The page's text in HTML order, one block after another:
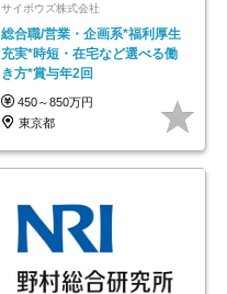
サイボウズ株式会社
総合職/営業・企画系*福利厚生
充実*時短・在宅など選べる働
き方*賞与年2回
450～850万円
東京都